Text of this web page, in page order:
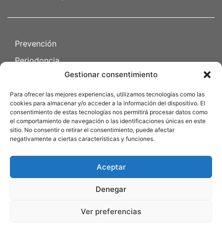
Gestionar consentimiento
Para ofrecer las mejores experiencias, utilizamos tecnologías como las
cookies para almacenar y/o acceder a la información del dispositivo. El
consentimiento de estas tecnologías nos permitirá procesar datos como
el comportamiento de navegación o las identificaciones únicas en este
sitio. No consentir o retirar el consentimiento, puede afectar
negativamente a ciertas características y funciones.
Aceptar
Denegar
Ver preferencias
Prevención
Periodoncia
Cirugia oral
Odontopediatría
Política de privacidad
Política de cookies
Declaración de accesibilidad
© 2025 Platón dental SL | Todos los derechos reservados |